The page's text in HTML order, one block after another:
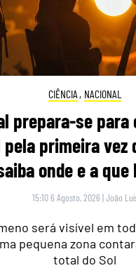
CIÊNCIA , NACIONAL
prepara-se
pela primeira vez
onde e a que
15:10 6 Agosto, 2026 |João
será visível em
pequena zona
total do Sol